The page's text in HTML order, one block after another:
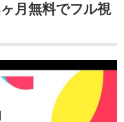
月無料でフル視